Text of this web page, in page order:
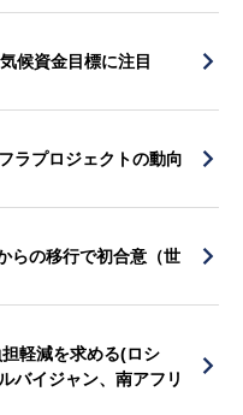
候資金目標に注目
ラプロジェクトの動向
らの移行で初合意（世
軽減を求める(ロシ
バイジャン、南アフリ